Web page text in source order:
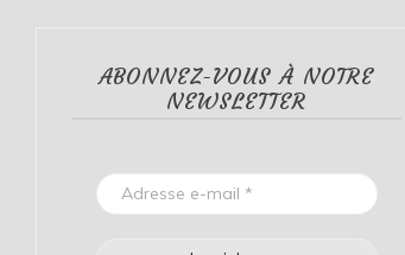
ABONNEZ-VOUS À NOTRE
NEWSLETTER